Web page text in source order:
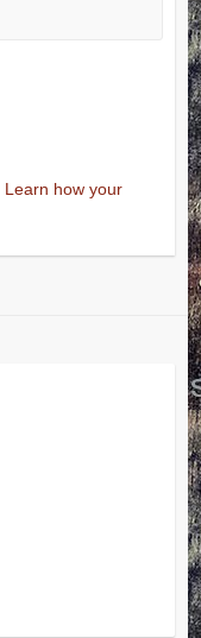
Learn how your